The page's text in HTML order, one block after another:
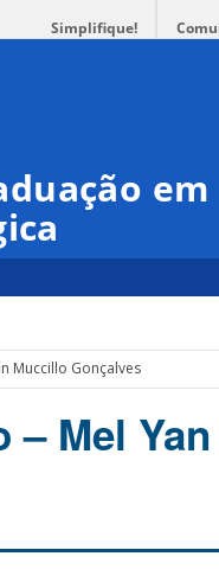
Simplifique!
em
Muccillo Gonçalves
– Mel